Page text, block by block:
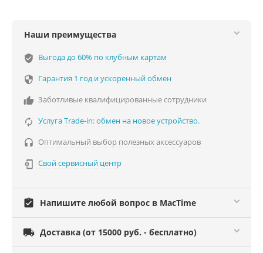
Наши преимущества
verified_user Выгода до 60% по клубным картам
 Гарантия 1 год и ускоренный обмен
 Заботливые квалифицированные сотрудники
 Услуга Trade-in: обмен на новое устройство.
 Оптимальный выбор полезных аксессуаров
 Свой сервисный центр
assignment_turned_in Напишите любой вопрос в MacTime
 Доставка (от 15000 руб. - бесплатно)